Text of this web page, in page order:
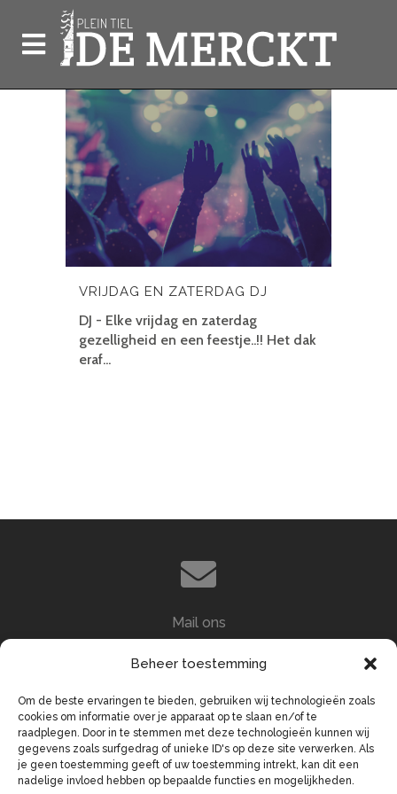
Beheer toestemming
Om de beste ervaringen te bieden, gebruiken wij technologieën zoals
cookies om informatie over je apparaat op te slaan en/of te
raadplegen. Door in te stemmen met deze technologieën kunnen wij
gegevens zoals surfgedrag of unieke ID's op deze site verwerken. Als
je geen toestemming geeft of uw toestemming intrekt, kan dit een
nadelige invloed hebben op bepaalde functies en mogelijkheden.
VRIJDAG EN ZATERDAG DJ
DJ - Elke vrijdag en zaterdag
gezelligheid en een feestje..!! Het dak
eraf...
Mail ons
Bel ons